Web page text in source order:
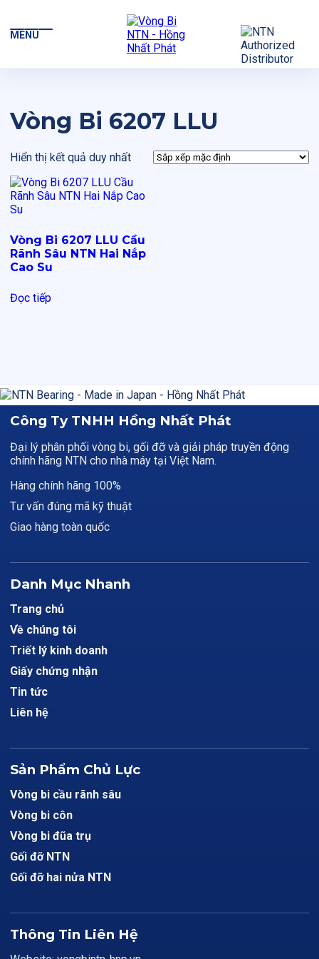
MENU
Vòng Bi 6207 LLU
Hiển thị kết quả duy nhất
Vòng Bi 6207 LLU Cầu
Rãnh Sâu NTN Hai Nắp
Cao Su
Đọc tiếp
Công Ty TNHH Hồng Nhất Phát
Đại lý phân phối vòng bi, gối đỡ và giải pháp truyền động
chính hãng NTN cho nhà máy tại Việt Nam.
Hàng chính hãng 100%
Tư vấn đúng mã kỹ thuật
Giao hàng toàn quốc
Danh Mục Nhanh
Trang chủ
Về chúng tôi
Triết lý kinh doanh
Giấy chứng nhận
Tin tức
Liên hệ
Sản Phẩm Chủ Lực
Vòng bi cầu rãnh sâu
Vòng bi côn
Vòng bi đũa trụ
Gối đỡ NTN
Gối đỡ hai nửa NTN
Thông Tin Liên Hệ